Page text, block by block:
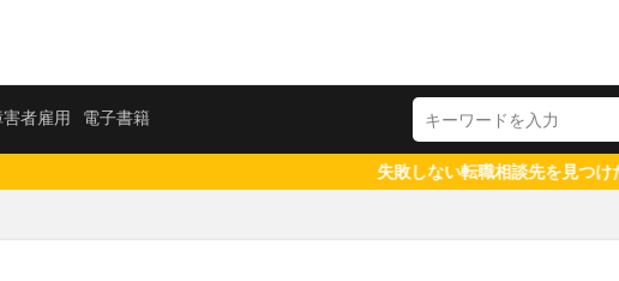
害者雇用 電子書籍
失敗しない転職相談先を見つけたい方は必見
代行 障害者雇用 電子書籍